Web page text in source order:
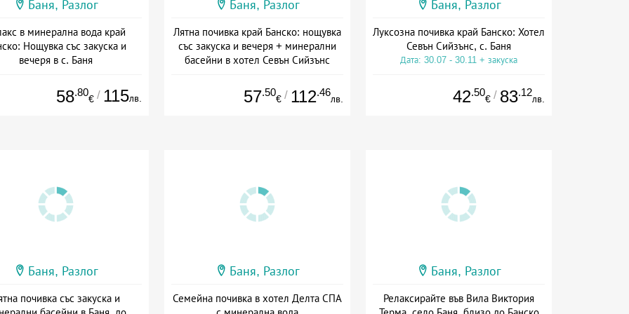
Баня, Разлог
в минерална вода край
Нощувка със закуска и
вечеря в с. Баня
58.80
€ / 115лв.
Баня, Разлог
Лятна почивка край Банско: нощувка
със закуска и вечеря + минерални
басейни в хотел Севън Сийзънс
57.50
€ / 112.46
лв.
Баня, Разлог
Луксозна почивка край Банско: Хотел
Севън Сийзънс, с. Баня
Дата: 30.07 - 30.11 + закуска
42.50
€ / 83.12
лв.
Баня, Разлог
почивка със закуска и
Баня, Разлог
Семейна почивка в хотел Делта СПА
Баня, Разлог
Релаксирайте във Вила Виктория